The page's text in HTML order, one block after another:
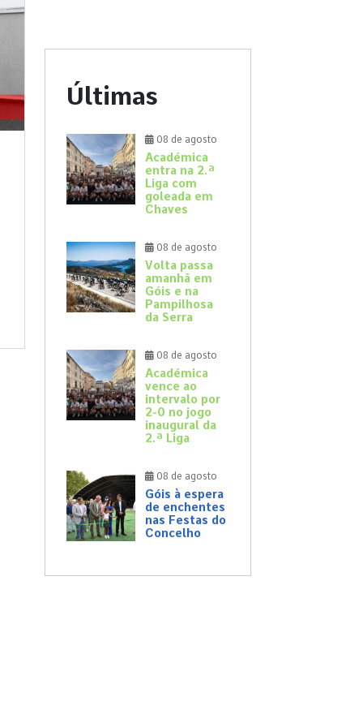
Últimas
08 de agosto
Académica
entra na 2.ª
Liga com
goleada em
Chaves
08 de agosto
Volta passa
amanhã em
Góis e na
Pampilhosa
da Serra
08 de agosto
Académica
vence ao
intervalo por
2-0 no jogo
inaugural da
2.ª Liga
08 de agosto
Góis à espera
de enchentes
nas Festas do
Concelho